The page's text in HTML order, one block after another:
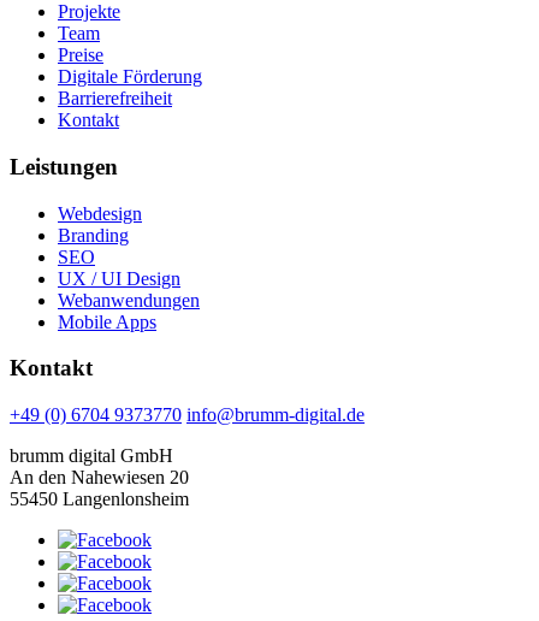
Projekte
Team
Preise
Digitale Förderung
Barrierefreiheit
Kontakt
Leistungen
Webdesign
Branding
SEO
UX / UI Design
Webanwendungen
Mobile Apps
Kontakt
+49 (0) 6704 9373770 info@brumm-digital.de
brumm digital GmbH
An den Nahewiesen 20
55450 Langenlonsheim